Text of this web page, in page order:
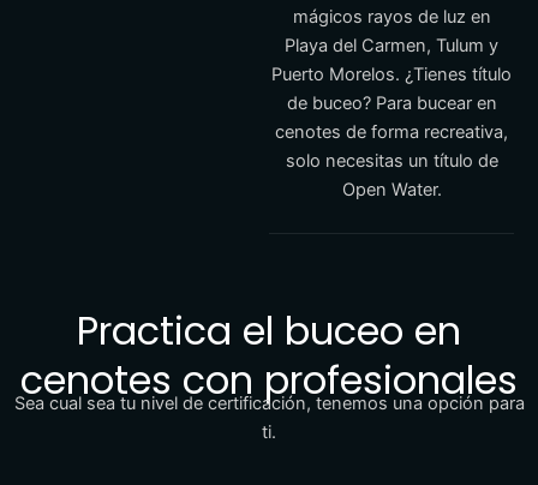
mágicos rayos de luz en
Playa del Carmen, Tulum y
Puerto Morelos. ¿Tienes título
de buceo? Para bucear en
cenotes de forma recreativa,
solo necesitas un título de
Open Water.
Practica el buceo en
cenotes con profesionales
Sea cual sea tu nivel de certificación, tenemos una opción para
ti.